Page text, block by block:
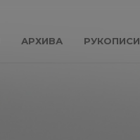
АРХИВА РУКОПИСИ